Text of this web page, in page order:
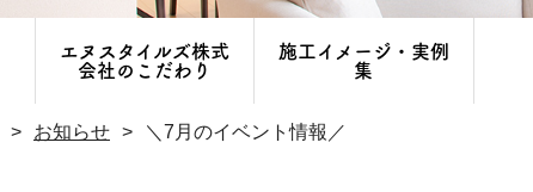
エヌスタイルズ株式
会社のこだわり
施工イメージ・実例
集
お知らせ ＼7月のイベント情報／